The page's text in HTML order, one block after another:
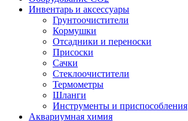
Инвентарь и аксессуары
Грунтоочистители
Кормушки
Отсадники и переноски
Присоски
Сачки
Стеклоочистители
Термометры
Шланги
Инструменты и приспособления
Аквариумная химия